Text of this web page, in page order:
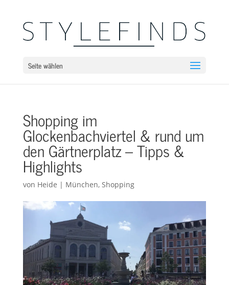
Seite wählen
Shopping im
Glockenbachviertel & rund um
den Gärtnerplatz – Tipps &
Highlights
von Heide | München, Shopping